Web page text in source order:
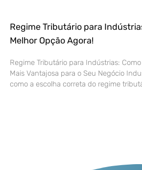
Regime Tributário para
Melhor Opção Agora!
Regime Tributário para Indústrias:
Mais Vantajosa para o Seu Negócio
como a escolha correta do regime